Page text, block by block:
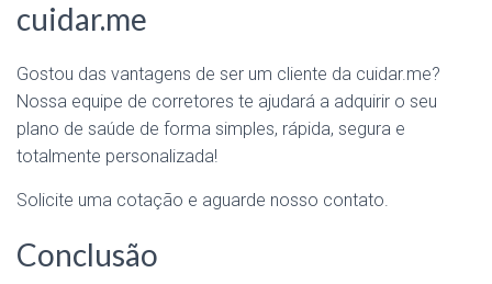
cuidar.me
Gostou das vantagens de ser um cliente da cuidar.me?
Nossa equipe de corretores te ajudará a adquirir o seu
plano de saúde de forma simples, rápida, segura e
totalmente personalizada!
Solicite uma cotação e aguarde nosso contato.
Conclusão